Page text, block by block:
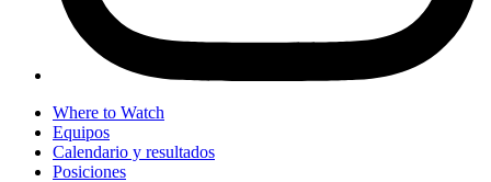
Where to Watch
Equipos
Calendario y resultados
Posiciones